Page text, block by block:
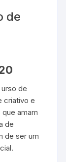
de
de
criativo e
amam
de
de ser um